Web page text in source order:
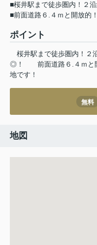
■桜井駅まで徒歩圏内！２
■前面道路６.４ｍと開放的
ポイント
桜井駅まで徒歩圏内！２
◎！
前面道路６.４ｍと
地です！
無料
地図